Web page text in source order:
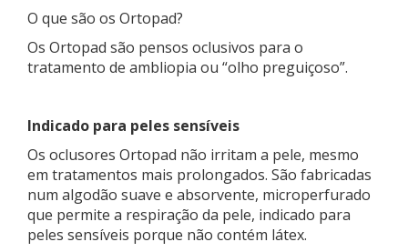
O que são os Ortopad?
Os Ortopad são pensos oclusivos para o
tratamento de ambliopia ou “olho preguiçoso”.
Indicado para peles sensíveis
Os oclusores Ortopad não irritam a pele, mesmo
em tratamentos mais prolongados. São fabricadas
num algodão suave e absorvente, microperfurado
que permite a respiração da pele, indicado para
peles sensíveis porque não contém látex.